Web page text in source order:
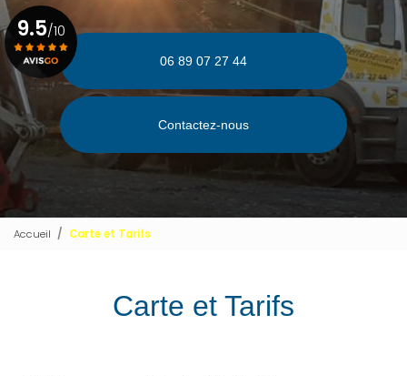
06 89 07 27 44
Contactez-nous
9.5/10
Voir le certificat
Accueil Carte et Tarifs
Carte et Tarifs